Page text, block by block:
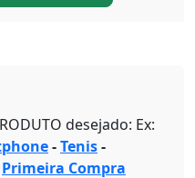
desejado: Ex:
-Tenis-
Primeira Compra